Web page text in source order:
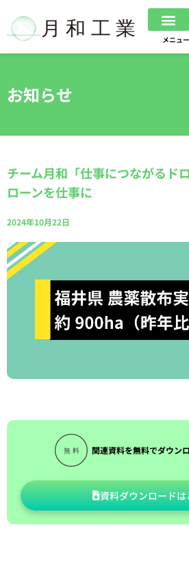
を
ス
プ
メニュー
お知らせ
チーム月和「仕事につながるド
ローンを仕事に
2024年10月22日
関連資料を無料でダウン
資料ダウンロードは